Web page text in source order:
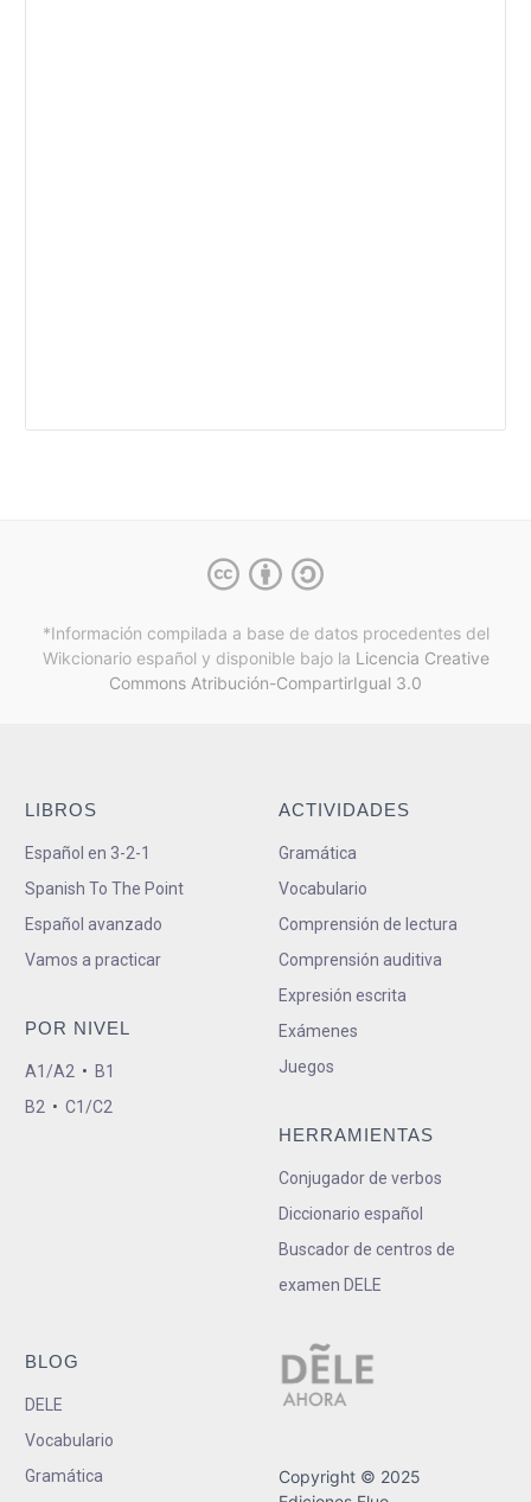
*Información compilada a base de datos procedentes del
Wikcionario español y disponible bajo la Licencia Creative
Commons Atribución-CompartirIgual 3.0
LIBROS
Español en 3-2-1
Spanish To The Point
Español avanzado
Vamos a practicar
POR NIVEL
A1/A2 • B1
B2 • C1/C2
ACTIVIDADES
Gramática
Vocabulario
Comprensión de lectura
Comprensión auditiva
Expresión escrita
Exámenes
Juegos
HERRAMIENTAS
Conjugador de verbos
Diccionario español
Buscador de centros de
examen DELE
BLOG
DELE
Vocabulario
Gramática
Copyright © 2025